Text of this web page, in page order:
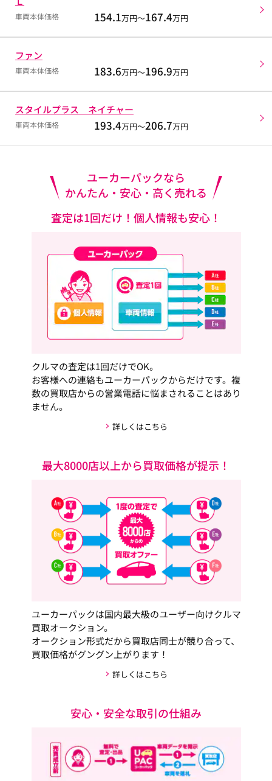
車両本体価格 154.1万円～167.4万円
ファン
車両本体価格 183.6万円～196.9万円
スタイルプラス ネイチャー
車両本体価格 193.4万円～206.7万円
ユーカーパックなら
かんたん・安心・高く売れる
査定は1回だけ！個人情報も安心！
クルマの査定は1回だけでOK。
お客様への連絡もユーカーパックからだけです。複
数の買取店からの営業電話に悩まされることはあり
ません。
詳しくはこちら
最大8000店以上から買取価格が提示！
ユーカーパックは国内最大級のユーザー向けクルマ
買取オークション。
オークション形式だから買取店同士が競り合って、
買取価格がグングン上がります！
詳しくはこちら
安心・安全な取引の仕組み